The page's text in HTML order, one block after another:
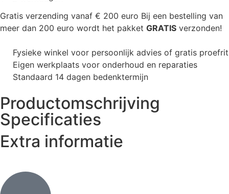
Gratis verzending vanaf € 200 euro Bij een bestelling van
meer dan 200 euro wordt het pakket GRATIS verzonden!
Fysieke winkel voor persoonlijk advies of gratis proefrit
Eigen werkplaats voor onderhoud en reparaties
Standaard 14 dagen bedenktermijn
Productomschrijving
Specificaties
Extra informatie